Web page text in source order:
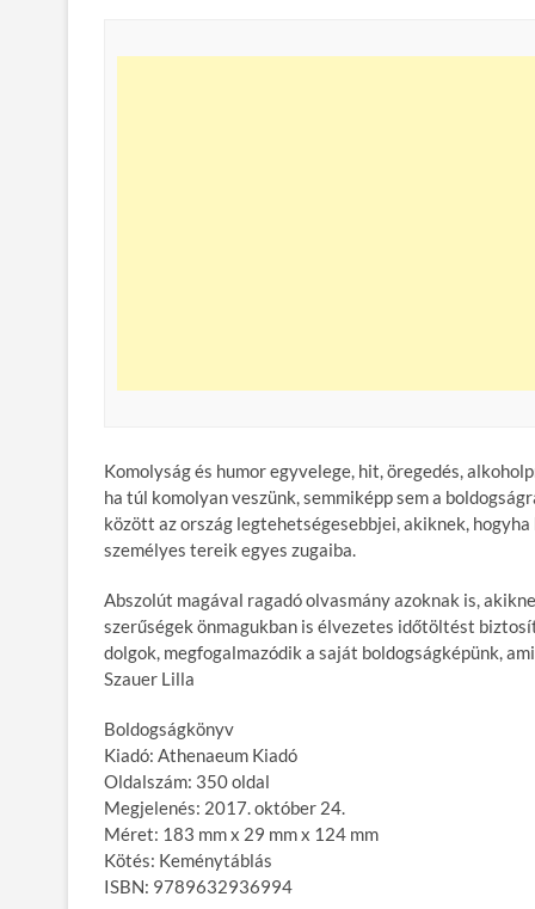
Komolyság és humor egyvelege, hit, öregedés,
ha túl komolyan veszünk, semmiképp sem a
között az ország legtehetségesebbjei, akiknek,
személyes tereik egyes zugaiba.
Abszolút magával ragadó olvasmány azoknak is,
szerűségek önmagukban is élvezetes időtöltést
dolgok, megfogalmazódik a saját boldogságképünk,
Szauer Lilla
Boldogságkönyv
Kiadó: Athenaeum Kiadó
Oldalszám: 350 oldal
Megjelenés: 2017. október 24.
Méret: 183 mm x 29 mm x 124 mm
Kötés: Keménytáblás
ISBN: 9789632936994